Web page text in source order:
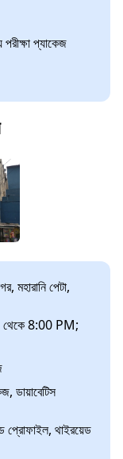
পরীক্ষা প্যাকেজ
পেটা,
থেকে 8:00 PM;
ডায়াবেটিস
প্রোফাইল, থাইরয়েড